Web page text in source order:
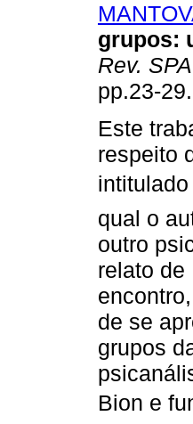
grupos:
Rev.
pp.23-
Este
respeito
intitulado
qual o
outro
relato de
de se
grupos
Bion e